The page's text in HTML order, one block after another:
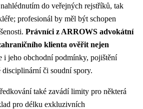
do veřejných rejstříků, tak
profesionál by měl být schopen
Právníci z ARROWS advokátní
klienta ověřit nejen
i jeho obchodní podmínky, pojištění
či soudní spory.
také zavádí limity pro některá
pro délku exkluzivních